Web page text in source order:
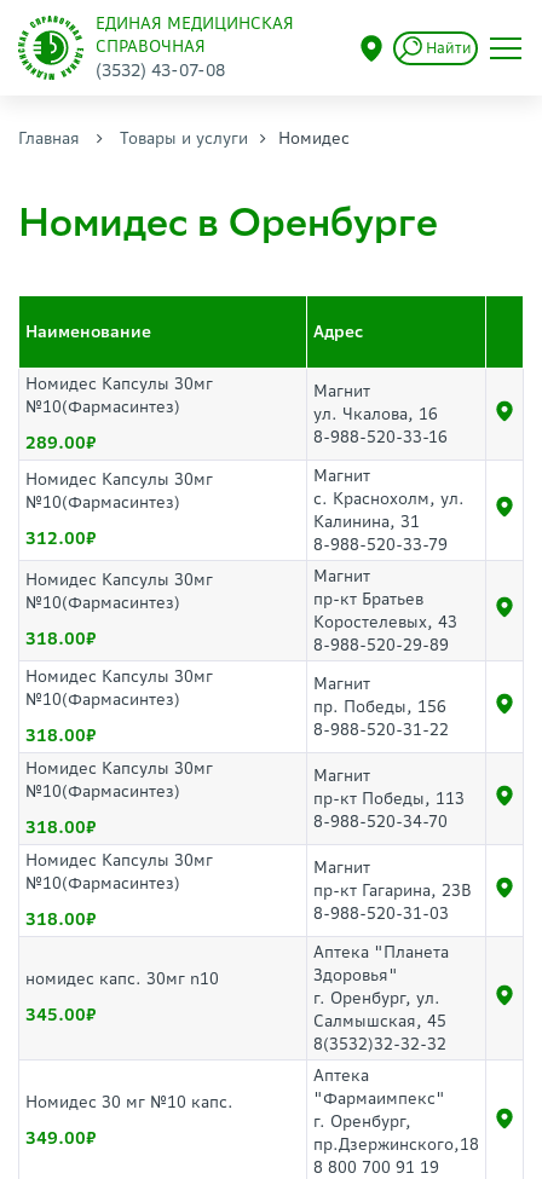
ЕДИНАЯ МЕДИЦИНСКАЯ
СПРАВОЧНАЯ
(3532) 43-07-08
Найти
Главная Товары и услуги Номидес
Номидес в Оренбурге
Наименование Адрес
Номидес Капсулы 30мг
№10(Фармасинтез)
289.00
Магнит
ул. Чкалова, 16
8-988-520-33-16
Номидес Капсулы 30мг
№10(Фармасинтез)
312.00
Магнит
с. Краснохолм, ул.
Калинина, 31
8-988-520-33-79
Номидес Капсулы 30мг
№10(Фармасинтез)
318.00
Магнит
пр-кт Братьев
Коростелевых, 43
8-988-520-29-89
Номидес Капсулы 30мг
№10(Фармасинтез)
318.00
Магнит
пр. Победы, 156
8-988-520-31-22
Номидес Капсулы 30мг
№10(Фармасинтез)
318.00
Магнит
пр-кт Победы, 113
8-988-520-34-70
Номидес Капсулы 30мг
№10(Фармасинтез)
318.00
Магнит
пр-кт Гагарина, 23В
8-988-520-31-03
номидес капс. 30мг n10
345.00
Аптека "Планета
Здоровья"
г. Оренбург, ул.
Салмышская, 45
8(3532)32-32-32
Номидес 30 мг №10 капс.
349.00
Аптека
"Фармаимпекс"
г. Оренбург,
пр.Дзержинского,18
8 800 700 91 19